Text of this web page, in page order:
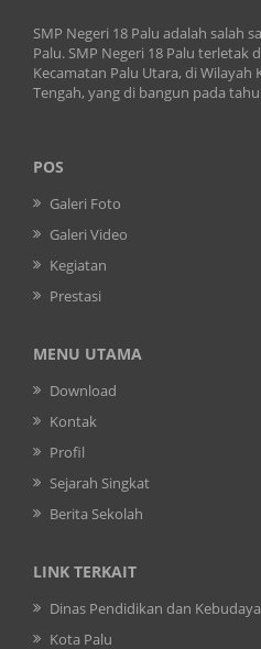
SMP Negeri 18 Palu adalah salah
Palu. SMP Negeri 18 Palu terletak
Kecamatan Palu Utara, di Wilayah
Tengah, yang di bangun pada
POS
Galeri Foto
Galeri Video
Kegiatan
Prestasi
MENU UTAMA
Download
Kontak
Profil
Sejarah Singkat
Berita Sekolah
LINK TERKAIT
Dinas Pendidikan dan
Kota Palu